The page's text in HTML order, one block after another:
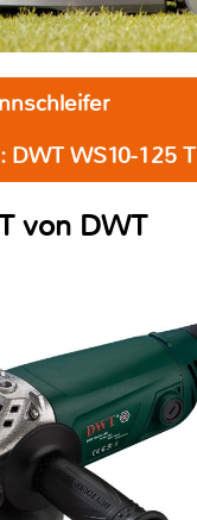
DWT WS10-125 T
von DWT